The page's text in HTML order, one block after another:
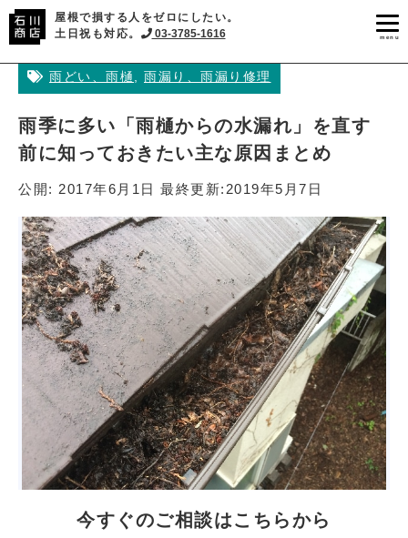
屋根で損する人をゼロにしたい。
土日祝も対応。
03-3785-1616 menu
雨どい、雨樋 , 雨漏り、雨漏り修理
雨季に多い「雨樋からの水漏れ」を直す
前に知っておきたい主な原因まとめ
公開: 2017年6月1日 最終更新: 2019年5月7日
今すぐのご相談はこちらから